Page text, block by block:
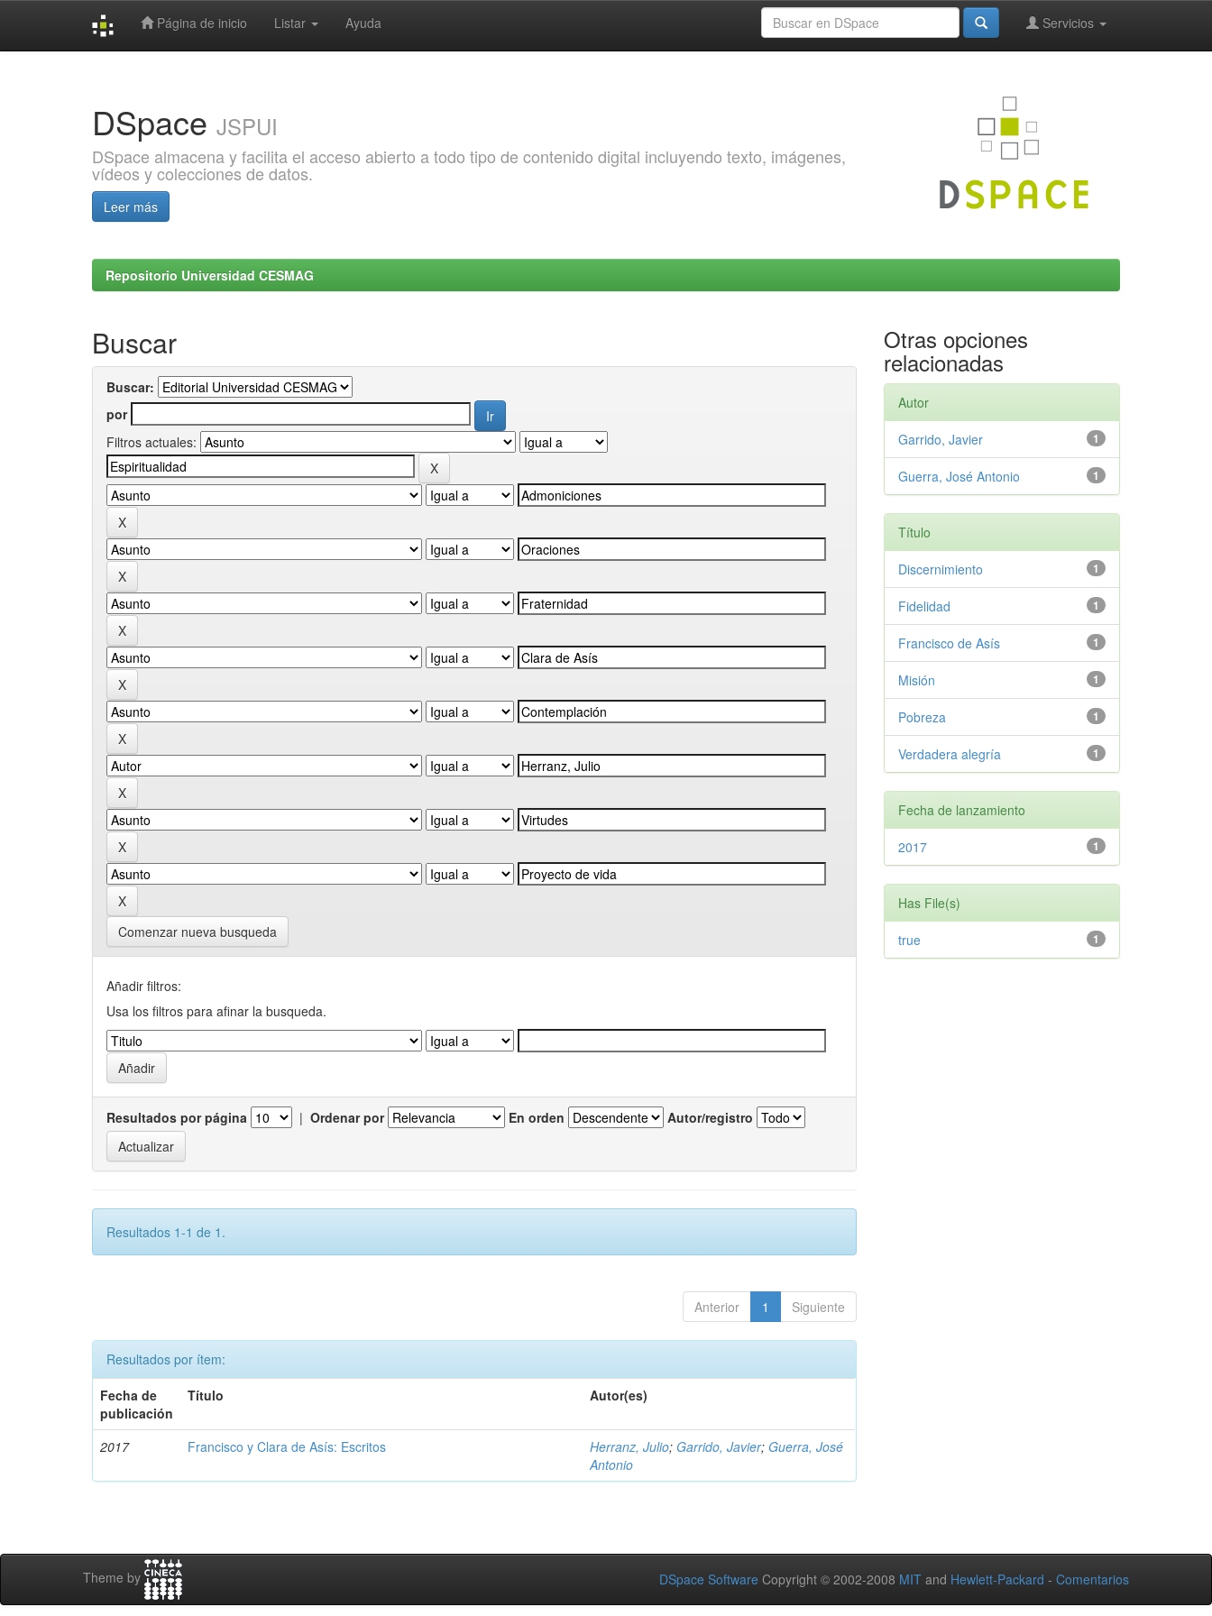
Página de inicio Listar Ayuda Servicios
DSpace JSPUI
DSpace almacena y facilita el acceso abierto a todo tipo de contenido digital incluyendo texto, imágenes,
vídeos y colecciones de datos.
Leer más
Repositorio Universidad CESMAG
Buscar
Buscar:
por
Filtros actuales:
Comenzar nueva busqueda
Añadir filtros:
Usa los filtros para afinar la busqueda.
Resultados por página | Ordenar por En orden Autor/registro
Resultados 1-1 de 1.
Anterior 1 Siguiente
Resultados por ítem:
Fecha de
publicación
Título Autor(es)
2017 Francisco y Clara de Asís: Escritos Herranz, Julio; Garrido, Javier; Guerra, José
Antonio
Otras opciones
relacionadas
Autor
1
Garrido, Javier
1
Guerra, José Antonio
Título
1
Discernimiento
1
Fidelidad
1
Francisco de Asís
1
Misión
1
Pobreza
1
Verdadera alegría
Fecha de lanzamiento
1
2017
Has File(s)
1
true
Theme by DSpace Software Copyright © 2002-2008 MIT and Hewlett-Packard - Comentarios